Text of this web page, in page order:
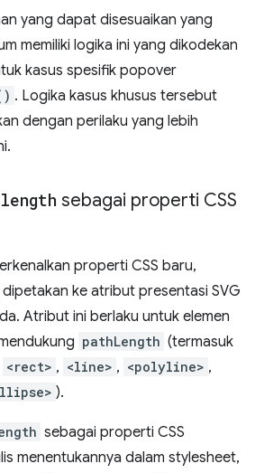
yang dapat disesuaikan yang
memiliki logika ini yang dikodekan
kasus spesifik popover
. Logika kasus khusus tersebut
dengan perilaku yang lebih
sebagai properti CSS
properti CSS baru,
dipetakan ke atribut presentasi SVG
Atribut ini berlaku untuk elemen
pathLength (termasuk
<rect> , <line> , <polyline> ,
).
sebagai properti CSS
menentukannya dalam stylesheet,